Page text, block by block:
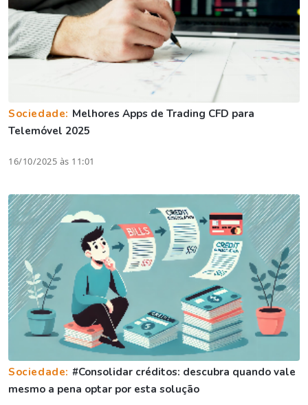
Sociedade: Melhores Apps de Trading CFD para
Telemóvel 2025
16/10/2025 às 11:01
Sociedade: #Consolidar créditos: descubra quando vale
mesmo a pena optar por esta solução